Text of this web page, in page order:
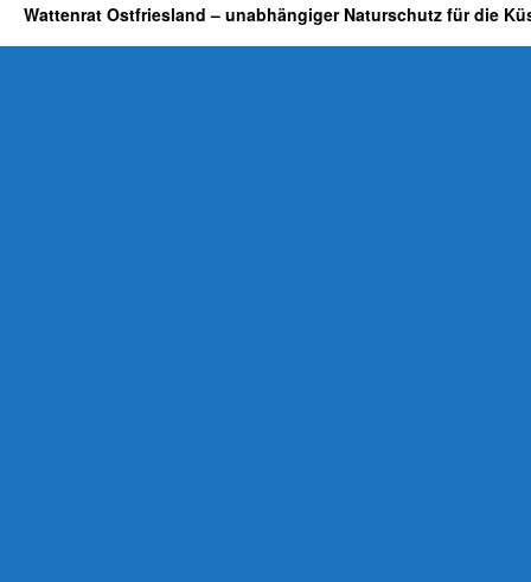
Wattenrat Ostfriesland – unabhängiger Naturschutz für die